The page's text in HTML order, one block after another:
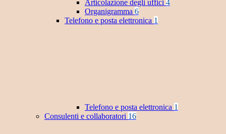
Articolazione degli uffici 4
Organigramma 6
Telefono e posta elettronica 1
Telefono e posta elettronica 1
Consulenti e collaboratori 16